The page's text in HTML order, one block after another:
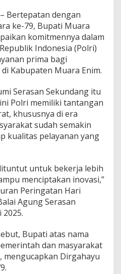
r
i
B
e
r
i
k
P
e
l
a
y
a
n
P
i
m
a
Bertepatan dengan
ke-79, Bupati Muara
komitmennya dalam
Indonesia (Polri)
prima bagi
Kabupaten Muara Enim.
Serasan Sekundang itu
Polri memiliki tantangan
khususnya di era
sudah semakin
kualitas pelayanan yang
untuk bekerja lebih
menciptakan inovasi,”
Peringatan Hari
Agung Serasan
2025.
Bupati atas nama
dan masyarakat
mengucapkan Dirgahayu